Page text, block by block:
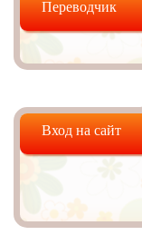
Переводчик
Вход на сайт